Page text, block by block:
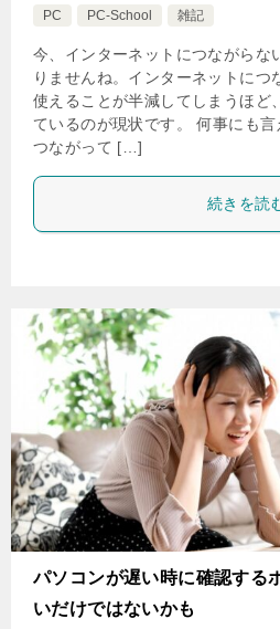
PC
PC-School 雑記
今、インターネットにつながらな
りませんね。インターネットにつ
使えることが半減してしまうほど
ているのが現状です。 何事にも
つながって […]
続きを読
パソコンが遅い時に確認する
いだけではないかも